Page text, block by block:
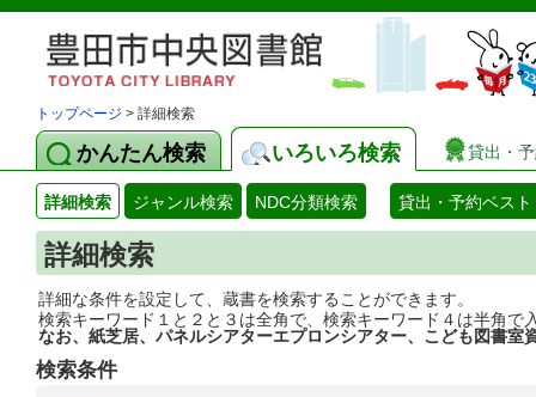
トップページ > 詳細検索
かんたん検索 いろいろ検索 貸出・
詳細検索 ジャンル検索 NDC分類検索 貸出・予約ベスト
詳細検索
詳細な条件を設定して、蔵書を検索することができます。
検索キーワード１と２と３は全角で、検索キーワード４は半角で
なお、紙芝居、パネルシアターエプロンシアター、こども図書室
検索条件